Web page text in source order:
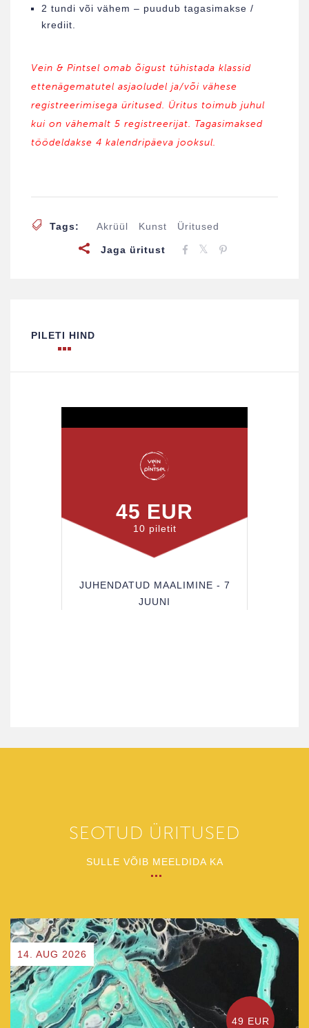
2 tundi või vähem – puudub tagasimakse /
krediit.
Vein & Pintsel omab õigust tühistada klassid
ettenägematutel asjaoludel ja/või vähese
registreerimisega üritused. Üritus toimub juhul
kui on vähemalt 5 registreerijat. Tagasimaksed
töödeldakse 4 kalendripäeva jooksul.
Tags: Akrüül Kunst Üritused
Jaga üritust
PILETI HIND
45 EUR
10 piletit
JUHENDATUD MAALIMINE - 7
JUUNI
SEOTUD ÜRITUSED
SULLE VÕIB MEELDIDA KA
14. AUG 2026
49 EUR